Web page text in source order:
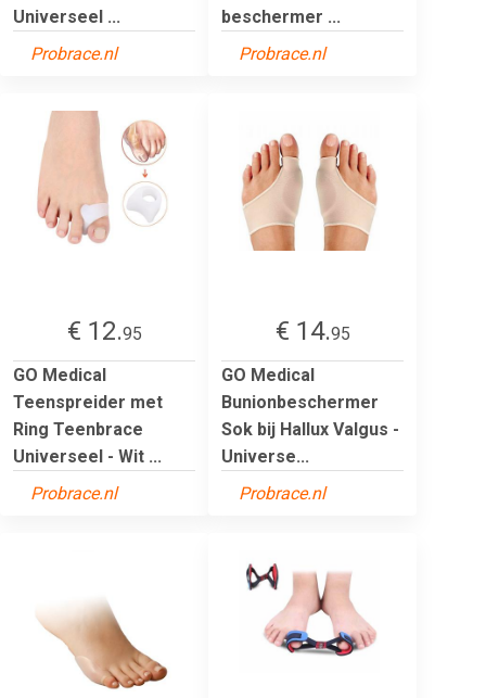
Universeel ...
Probrace.nl
beschermer ...
Probrace.nl
€ 12.95
GO Medical
Teenspreider met
Ring Teenbrace
Universeel - Wit ...
Probrace.nl
€ 14.95
GO Medical
Bunionbeschermer
Sok bij Hallux Valgus -
Universe...
Probrace.nl